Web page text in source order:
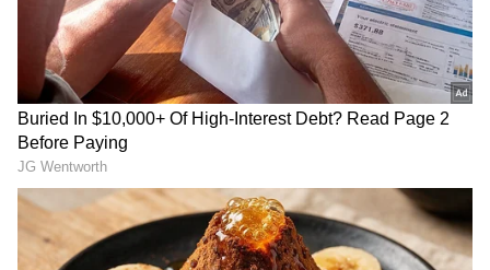
నువ్వు భయపడాల్సిన అవసరం లేదమ్మా. నిశ్చింతగా
ఉండొచ్చు అని ఆ పుస్తకాలను అక్కడ పెట్టి జానకి గారు
ఐపీఎస్ అయితే చాలామందికి మంచి చేస్తారమ్మా , కానీ ఆ
దేవుడు జానకి గారు కలని కలగానే ఉంచేసారు అని
బాధపడుతూ ఉంటాడు.